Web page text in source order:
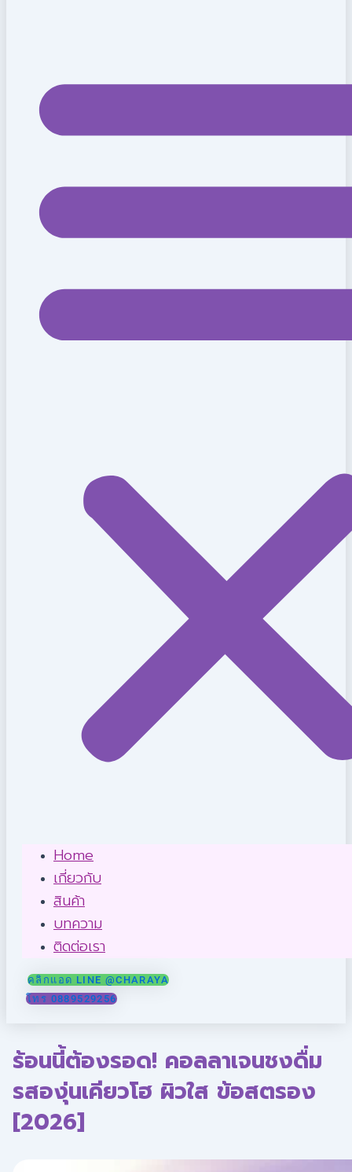
Home
เกี่ยวกับ
สินค้า
บทความ
ติดต่อเรา
คลิกแอด LINE @CHARAYA
โทร 0889529256
ร้อนนี้ต้องรอด! คอลลาเจนชงดื่ม
รสองุ่นเคียวโฮ ผิวใส ข้อสตรอง
[2026]